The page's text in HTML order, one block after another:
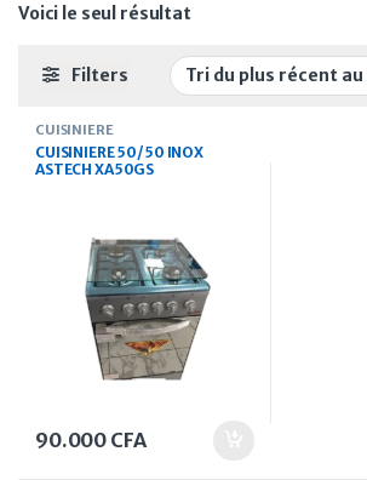
Voici le seul résultat
Filters
CUISINIERE
CUISINIERE 50/50 INOX
ASTECH XA50GS
90.000 CFA